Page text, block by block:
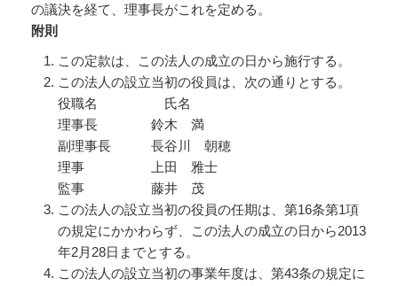
の議決を経て、理事長がこれを定める。
附則
この定款は、この法人の成立の日から施行する。
この法人の設立当初の役員は、次の通りとする。
役職名 氏名
理事長 鈴木 満
副理事長 長谷川 朝穂
理事 上田 雅士
監事 藤井 茂
この法人の設立当初の役員の任期は、第16条第1項
の規定にかかわらず、この法人の成立の日から2013
年2月28日までとする。
この法人の設立当初の事業年度は、第43条の規定に